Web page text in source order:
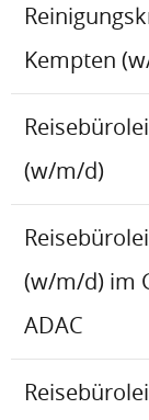
Kempten
(w/m/d)
(w/m/d) im
ADAC